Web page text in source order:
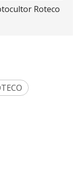
Roteco